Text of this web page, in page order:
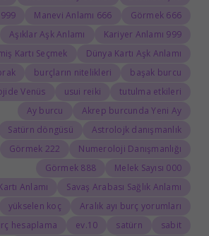
666 Görmek
666 Manevi Anlamı
999 Aşk Anlamı
999 Kariyer Anlamı
Aşıklar Aşk Anlamı
Dünya Kartı Aşk Anlamı
Kartı Seçmek
başak burcu
burçların nitelikleri
tutulma etkileri
usui reiki
Venüs
Akrep burcunda Yeni Ay
Ay burcu
Astrolojk danışmanlık
Satürn döngüsü
Numeroloji Danışmanlığı
222 Görmek
000 Melek Sayısı
888 Görmek
Savaş Arabası Sağlık Anlamı
Anlamı
Aralık ayı burç yorumları
yükselen koç
sabit
satürn
10.ev
hesaplama